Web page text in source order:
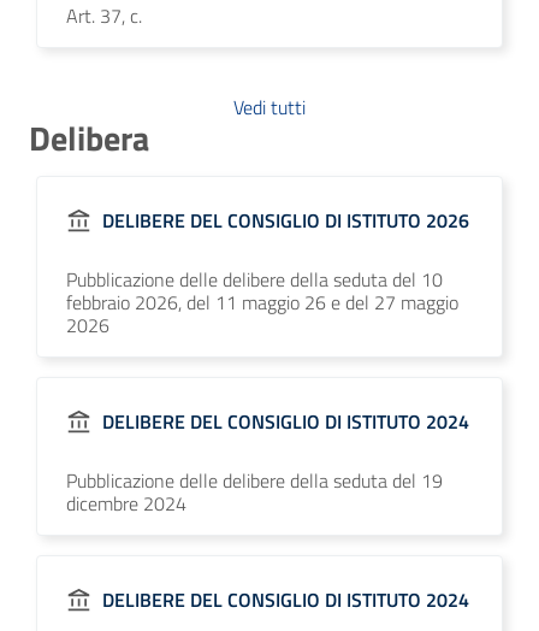
Art. 37, c.
Vedi tutti
Delibera
DELIBERE DEL CONSIGLIO DI ISTITUTO 2026
Pubblicazione delle delibere della seduta del 10
febbraio 2026, del 11 maggio 26 e del 27 maggio
2026
DELIBERE DEL CONSIGLIO DI ISTITUTO 2024
Pubblicazione delle delibere della seduta del 19
dicembre 2024
DELIBERE DEL CONSIGLIO DI ISTITUTO 2024